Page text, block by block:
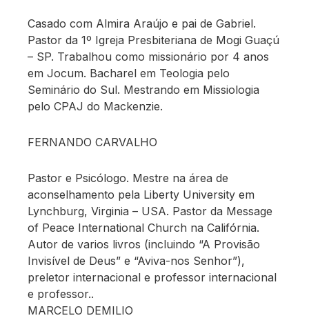
Casado com Almira Araújo e pai de Gabriel.
Pastor da 1º Igreja Presbiteriana de Mogi Guaçú
– SP. Trabalhou como missionário por 4 anos
em Jocum. Bacharel em Teologia pelo
Seminário do Sul. Mestrando em Missiologia
pelo CPAJ do Mackenzie.
FERNANDO CARVALHO
Pastor e Psicólogo. Mestre na área de
aconselhamento pela Liberty University em
Lynchburg, Virginia – USA. Pastor da Message
of Peace International Church na Califórnia.
Autor de varios livros (incluindo “A Provisão
Invisível de Deus” e “Aviva-nos Senhor”),
preletor internacional e professor internacional
e professor..
MARCELO DEMILIO